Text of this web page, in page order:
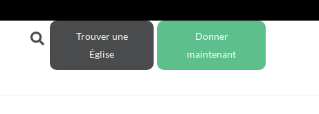
Trouver une
Église
Donner
maintenant